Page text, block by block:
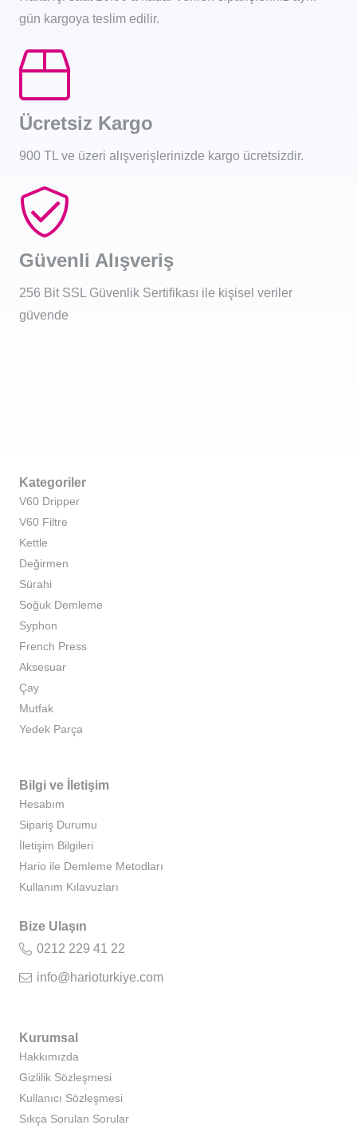
gün kargoya teslim edilir.
Ücretsiz Kargo
900 TL ve üzeri alışverişlerinizde kargo ücretsizdir.
Güvenli Alışveriş
256 Bit SSL Güvenlik Sertifikası ile kişisel veriler
güvende
Kategoriler
V60 Dripper
V60 Filtre
Kettle
Değirmen
Sürahi
Soğuk Demleme
Syphon
French Press
Aksesuar
Çay
Mutfak
Yedek Parça
Bilgi ve İletişim
Hesabım
Sipariş Durumu
İletişim Bilgileri
Hario ile Demleme Metodları
Kullanım Kılavuzları
Bize Ulaşın
0212 229 41 22
info@harioturkiye.com
Kurumsal
Hakkımızda
Gizlilik Sözleşmesi
Kullanıcı Sözleşmesi
Sıkça Sorulan Sorular